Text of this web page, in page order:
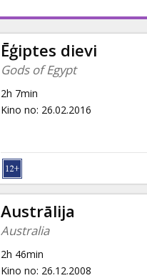
Ēģiptes dievi
Gods of Egypt
2h 7min
Kino no: 26.02.2016
Austrālija
Australia
2h 46min
Kino no: 26.12.2008